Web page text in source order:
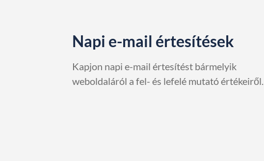
Napi e-mail értesítések
Kapjon napi e-mail értesítést bármelyik
weboldaláról a fel- és lefelé mutató értékeiről.